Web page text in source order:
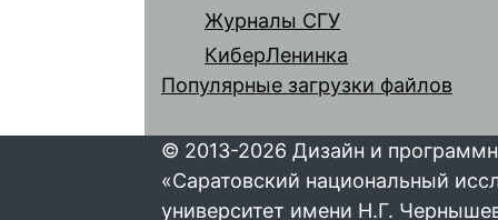
Журналы СГУ
КиберЛенинка
Популярные загрузки файлов
© 2013-2026 Дизайн и
«Саратовский национальный
университет имени Н.Г.